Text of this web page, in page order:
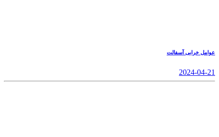
عوامل خرابی آسفالت
2024-04-21